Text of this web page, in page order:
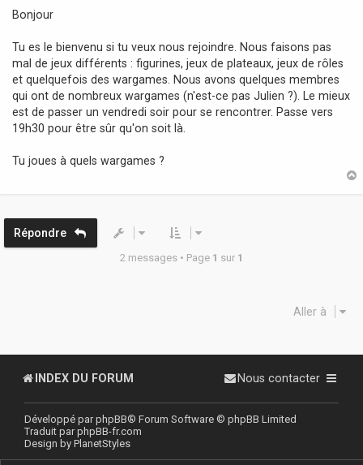
s
g
e
Bonjour
Tu es le bienvenu si tu veux nous rejoindre. Nous faisons pas
mal de jeux différents : figurines, jeux de plateaux, jeux de rôles
et quelquefois des wargames. Nous avons quelques membres
qui ont de nombreux wargames (n'est-ce pas Julien ?). Le mieux
est de passer un vendredi soir pour se rencontrer. Passe vers
19h30 pour être sûr qu'on soit là.
Tu joues à quels wargames ?
Répondre
2 messages • Page 1 sur 1
Aller à
INDEX DU FORUM Nous contacter
Développé parphpBB® Forum Software © phpBB Limited
Traduit parphpBB-fr.com
Design by PlanetStyles